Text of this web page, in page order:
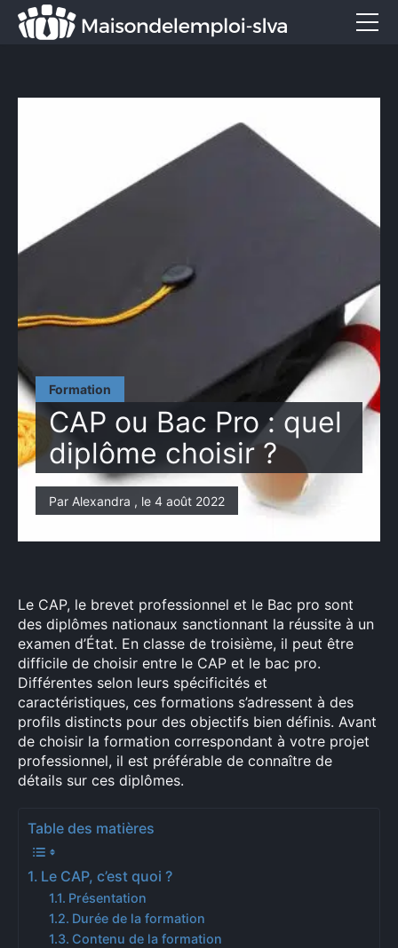
Formation
CAP ou Bac Pro : quel
diplôme choisir ?
Par Alexandra , le 4 août 2022
Le CAP, le brevet professionnel et le Bac pro sont
des diplômes nationaux sanctionnant la réussite à un
examen d’État. En classe de troisième, il peut être
difficile de choisir entre le CAP et le bac pro.
Différentes selon leurs spécificités et
caractéristiques, ces formations s’adressent à des
profils distincts pour des objectifs bien définis. Avant
de choisir la formation correspondant à votre projet
professionnel, il est préférable de connaître de
détails sur ces diplômes.
Table des matières
Le CAP, c’est quoi ?
Présentation
Durée de la formation
Contenu de la formation
Formation